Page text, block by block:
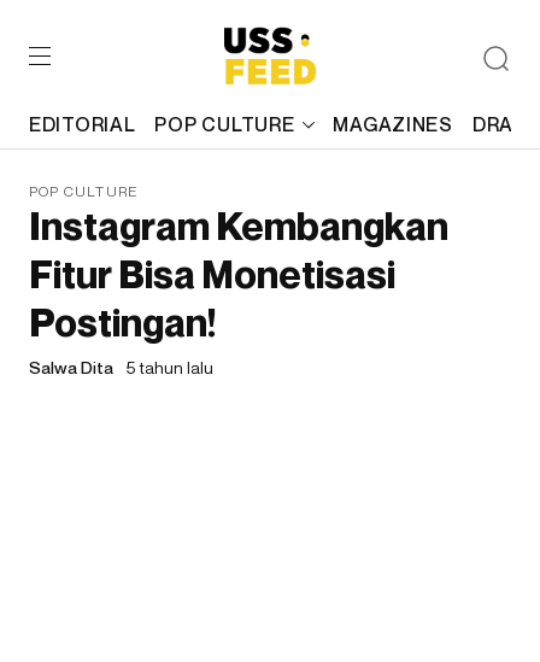
EDITORIAL POP CULTURE MAGAZINES
POP CULTURE
Instagram Kembangkan
Fitur Bisa Monetisasi
Postingan!
Salwa Dita 5 tahun lalu